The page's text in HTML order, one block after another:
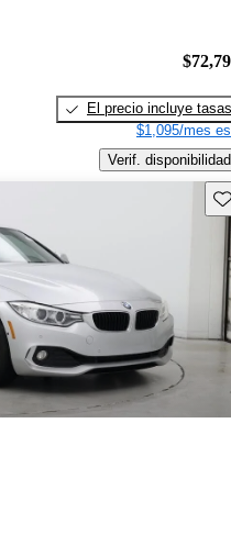
El precio incluye tasas
$1,095/mes
Verif. disponibilidad